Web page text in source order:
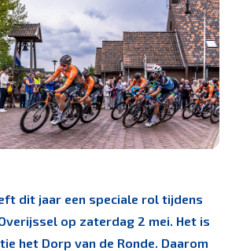
dit jaar een speciale rol tijdens
op zaterdag 2 mei. Het is
het Dorp van de Ronde. Daarom